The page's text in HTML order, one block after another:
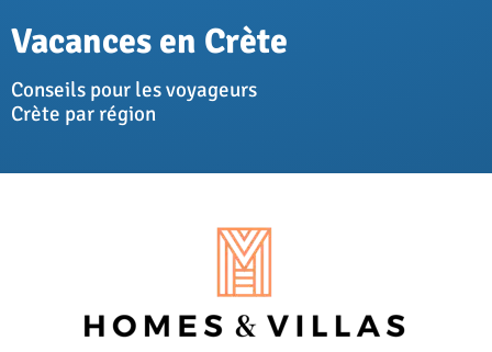
Vacances en Crète
Conseils pour les voyageurs
Crète par région